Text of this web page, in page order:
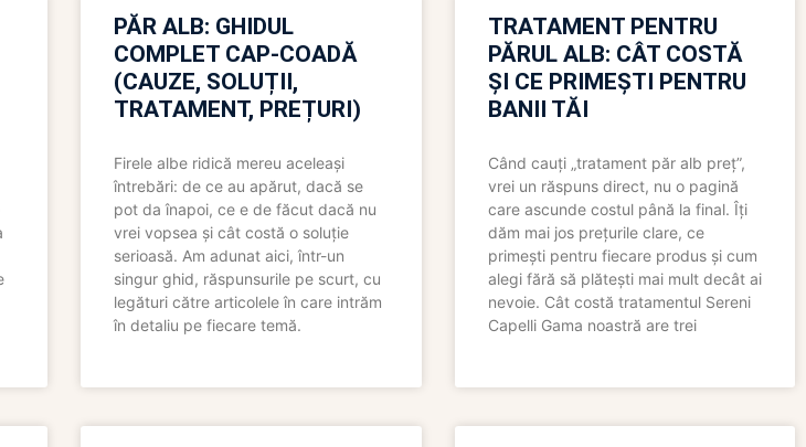
PĂR ALB: GHIDUL
COMPLET CAP-COADĂ
(CAUZE, SOLUȚII,
TRATAMENT, PREȚURI)
Firele albe ridică mereu aceleași
întrebări: de ce au apărut, dacă se
pot da înapoi, ce e de făcut dacă nu
vrei vopsea și cât costă o soluție
serioasă. Am adunat aici, într-un
singur ghid, răspunsurile pe scurt, cu
legături către articolele în care intrăm
în detaliu pe fiecare temă.
TRATAMENT PENTRU
PĂRUL ALB: CÂT COSTĂ
ȘI CE PRIMEȘTI PENTRU
BANII TĂI
Când cauți „tratament păr alb preț”,
vrei un răspuns direct, nu o pagină
care ascunde costul până la final. Îți
dăm mai jos prețurile clare, ce
primești pentru fiecare produs și cum
alegi fără să plătești mai mult decât ai
nevoie. Cât costă tratamentul Sereni
Capelli Gama noastră are trei